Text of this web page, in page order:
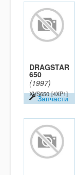
DRAGSTAR
650
(1997)
XVS650 [4XP1]
Запчасти